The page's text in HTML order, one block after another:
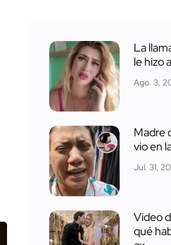
La
le hizo
Ago. 3,
Madre
vio en
Jul. 31,
Video
qué